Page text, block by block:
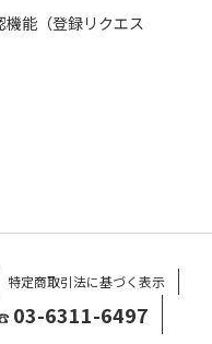
能（登録リクエス
特定商取引法に基づく表示
03-6311-6497